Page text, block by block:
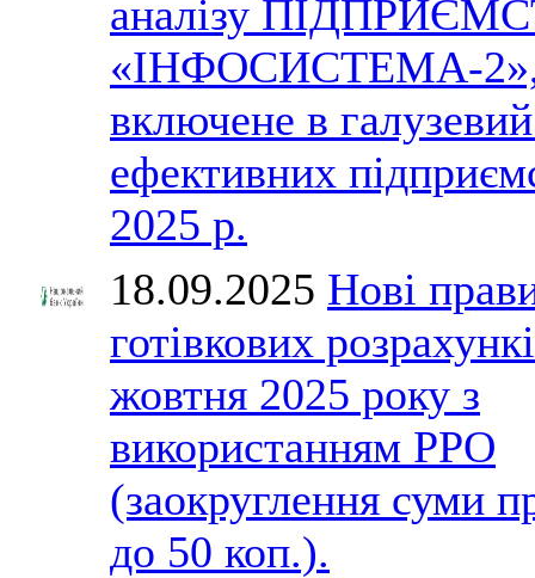
аналізу
«ІНФОСИСТЕМА-2»,
включене в
ефективних
2025 р.
18.09.2025 Нові
готівкових
жовтня 2025 року з
використанням РРО
(заокруглення суми
до 50 коп.).